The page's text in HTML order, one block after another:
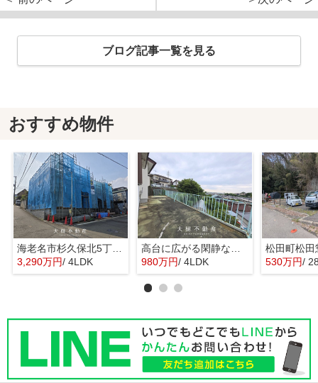
ブログ記事一覧を見る
おすすめ物件
海老名市杉久保北5丁目 新築戸建て 全3棟
3,290万円/ 4LDK
高台に広がる閑静な住宅 暮らしの楽しみ
980万円/ 4LDK 530万円/